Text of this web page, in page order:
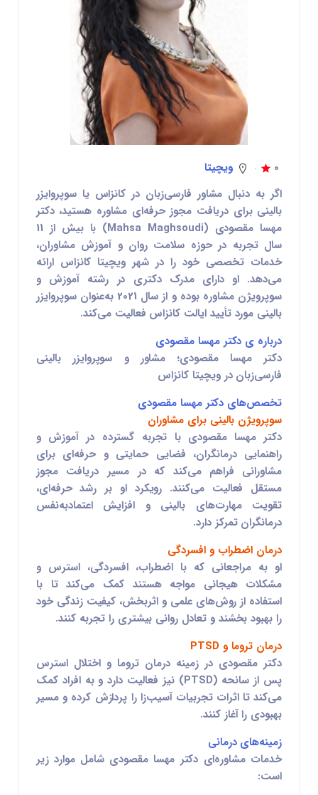
0
ویچیتا
اگر به دنبال مشاور فارسی‌زبان در کانزاس یاسوپروایزر
بالینی برای دریافت مجوز حرفه‌ای مشاوره هستید،دکتر
مهسا مقصودی (Mahsa Maghsoudi)
با بیش از 11
سال تجربه در حوزه سلامت روان و آموزش مشاوران،
خدمات تخصصی خود را در شهر ویچیتا کانزاس ارائه
می‌دهد. او دارای مدرک دکتری در رشته آموزش و
سوپرویژن مشاوره بوده و از سال 2021 به‌عنوان سوپروایزر
بالینی مورد تأیید ایالت کانزاس فعالیت می‌کند.
درباره ی دکتر مهسا مقصودی
دکتر مهسا مقصودی؛ مشاور و سوپروایزر بالینی
فارسی‌زبان در ویچیتا کانزاس
تخصص‌های دکتر مهسا مقصودی
سوپرویژن بالینی برای مشاوران
دکتر مهسا مقصودی با تجربه گسترده در آموزش و
راهنمایی درمانگران، فضایی حمایتی و حرفه‌ای برای
مشاورانی فراهم می‌کند که در مسیر دریافت مجوز
مستقل فعالیت می‌کنند. رویکرد او بر رشد حرفه‌ای،
تقویت مهارت‌های بالینی و افزایش اعتمادبه‌نفس
درمانگران تمرکز دارد.
درمان اضطراب و افسردگی
او به مراجعانی که با اضطراب، افسردگی، استرس و
مشکلات هیجانی مواجه هستند کمک می‌کند تا با
استفاده از روش‌های علمی و اثربخش، کیفیت زندگی خود
را بهبود بخشند و تعادل روانی بیشتری را تجربه کنند.
درمان تروما و PTSD
دکتر مقصودی در زمینهدرمان تروما و اختلال استرس
پس از سانحه (PTSD)
نیز فعالیت دارد و به افراد کمک
می‌کند تا اثرات تجربیات آسیب‌زا را پردازش کرده و مسیر
بهبودی را آغاز کنند.
زمینه‌های درمانی
خدمات مشاوره‌ای دکتر مهسا مقصودی شامل موارد زیر
است: